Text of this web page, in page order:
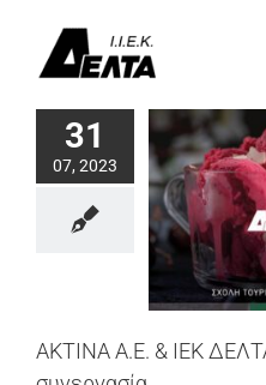
περιεχόμενο
31
07, 2023
ΑΚΤΙΝΑ Α.Ε. & ΙΕΚ